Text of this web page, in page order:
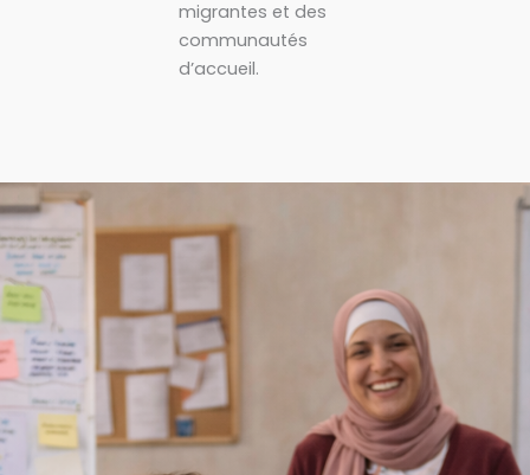
migrantes et des
communautés
d’accueil.